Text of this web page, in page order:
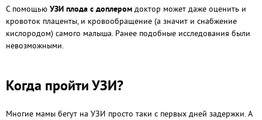
С помощью УЗИ плода с доплером доктор может даже оценить и
кровоток плаценты, и кровообращение (а значит и снабжение
кислородом) самого малыша. Ранее подобные исследования были
невозможными.
Когда пройти УЗИ?
Многие мамы бегут на УЗИ просто таки с первых дней задержки. А